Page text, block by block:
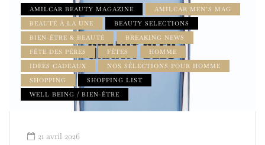
AMILCAR BEAUTY MAGAZINE
AMILCAR MEN’S MAG
BEAUTÉ À LA UNE
BEAUTY SELECTIONS
BIEN-ÊTRE & BEAUTÉ
BREAKING NEWS
FÊTE DES PÈRES
FÊTES
HOMME
IDÉES CADEAUX
NOS SÉLECTIONS POUR HOMME
SHOPPING
SHOPPING LIST
WELL BEING / BIEN-ÊTRE
21 avril 2026